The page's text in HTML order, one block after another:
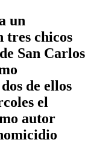
un
tres chicos
San Carlos
de ellos
el
autor